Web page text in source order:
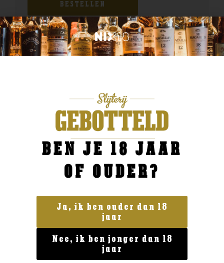
BESTELLEN
Geen categorie
The Singleton12 0.7 40%
BEN JE 18 JAAR
OF OUDER?
Ja, ik ben ouder dan 18
jaar
Nee, ik ben jonger dan 18
jaar